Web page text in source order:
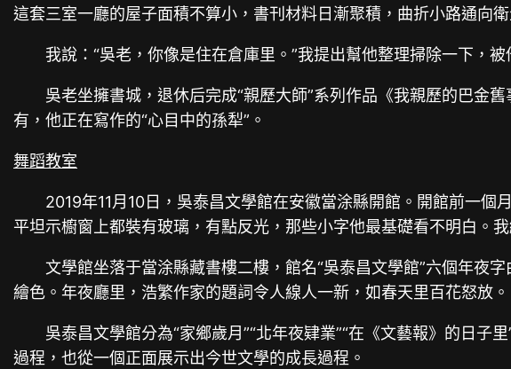
這套三室一廳的屋子面積不算小，書刊材料日漸聚積，曲折小路通向
我說：“吳老，你像是住在倉庫里。”我提出幫他整理掃除一下，
吳老坐擁書城，退休后完成“親歷大師”系列作品《我親歷的巴金
有，他正在寫作的“心目中的孫犁”。
舞蹈教室
2019年11月10日，吳泰昌文學館在安徽當涂縣開館。開館前一
平坦示櫥窗上都裝有玻璃，有點反光，那些小字他最基礎看不明白。
文學館坐落于當涂縣藏書樓二樓，館名“吳泰昌文學館”六個年夜
繪色。年夜廳里，浩繁作家的題詞令人線人一新，如春天里百花怒放。
吳泰昌文學館分為“家鄉歲月”“北年夜肄業”“在《文藝報》的日子
過程，也從一個正面展示出今世文學的成長過程。